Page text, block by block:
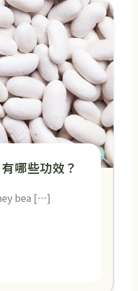
哪些功效？
bea […]